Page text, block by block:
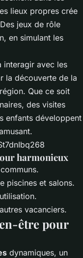
lieux propres crée
jeux de rôle
en simulant les
interagir avec les
la découverte de la
Que ce soit
des visites
enfants développent
harmonieux
piscines et salons.
vacanciers.
être pour
dynamiques, un